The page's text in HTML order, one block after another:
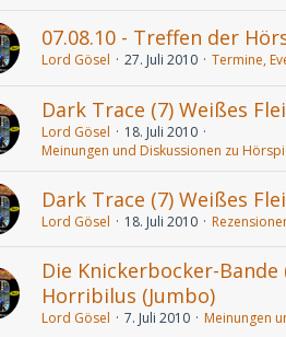
07.08.10 - Treffen der
Lord Gösel 27. Juli 2010 Termine,
Dark Trace (7) Weißes
Lord Gösel
18. Juli 2010
Meinungen und Diskussionen zu
Dark Trace (7) Weißes
Lord Gösel 18. Juli 2010
Die Knickerbocker-
Horribilus (Jumbo)
Lord Gösel 7. Juli 2010 Meinungen